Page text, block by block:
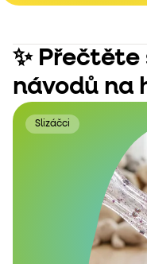
✨
návodů na
Slizáčci